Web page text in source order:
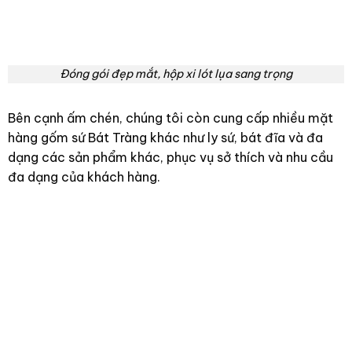
Đóng gói đẹp mắt, hộp xi lót lụa sang trọng
Bên cạnh ấm chén, chúng tôi còn cung cấp nhiều mặt
hàng gốm sứ Bát Tràng khác như ly sứ, bát đĩa và đa
dạng các sản phẩm khác, phục vụ sở thích và nhu cầu
đa dạng của khách hàng.